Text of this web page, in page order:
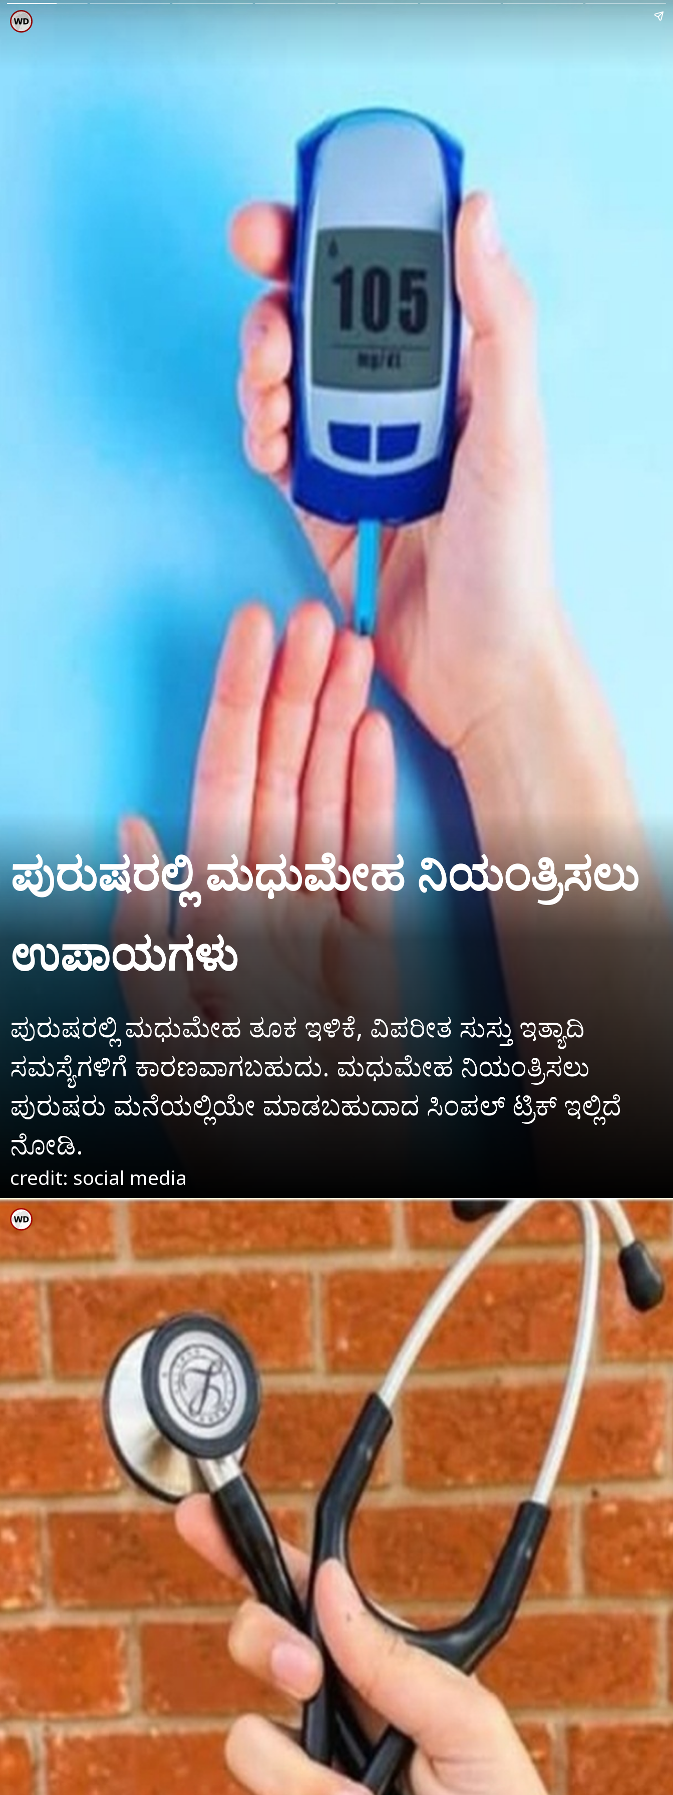
ಪುರುಷರಲ್ಲಿ ಮಧುಮೇಹ ನಿಯಂತ್ರಿಸಲು
ಉಪಾಯಗಳು
ಪುರುಷರಲ್ಲಿ ಮಧುಮೇಹ ತೂಕ ಇಳಿಕೆ, ವಿಪರೀತ ಸುಸ್ತು ಇತ್ಯಾದಿ
ಸಮಸ್ಯೆಗಳಿಗೆ ಕಾರಣವಾಗಬಹುದು. ಮಧುಮೇಹ ನಿಯಂತ್ರಿಸಲು
ಪುರುಷರು ಮನೆಯಲ್ಲಿಯೇ ಮಾಡಬಹುದಾದ ಸಿಂಪಲ್ ಟ್ರಿಕ್ ಇಲ್ಲಿದೆ
ನೋಡಿ.
credit: social media